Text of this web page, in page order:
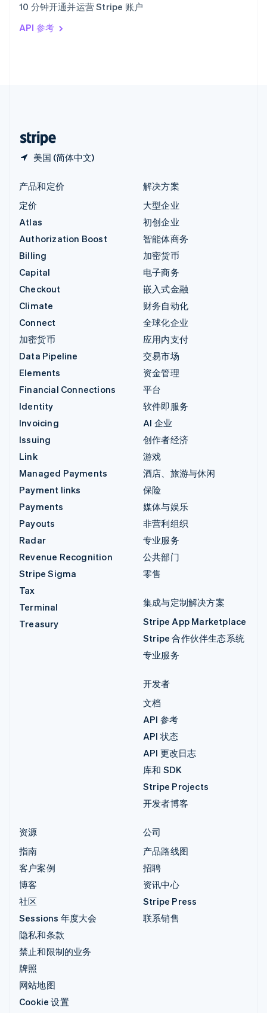
10 分钟开通并运营 Stripe 账户
API 参考
美国 (简体中文)
ItalianoEnglish
印度
English
产品和定价
定价
Atlas
Authorization Boost
Billing
Capital
Checkout
Climate
Connect
加密货币
Data Pipeline
Elements
Financial Connections
Identity
Invoicing
Issuing
Link
Managed Payments
Payment links
Payments
Payouts
Radar
Revenue Recognition
Stripe Sigma
Tax
Terminal
Treasury
解决方案
大型企业
初创企业
智能体商务
加密货币
电子商务
嵌入式金融
财务自动化
全球化企业
应用内支付
交易市场
资金管理
平台
软件即服务
AI 企业
创作者经济
游戏
酒店、旅游与休闲
保险
媒体与娱乐
非营利组织
专业服务
公共部门
零售
集成与定制解决方案
Stripe App Marketplace
Stripe 合作伙伴生态系统
专业服务
开发者
文档
API 参考
API 状态
API 更改日志
库和 SDK
Stripe Projects
开发者博客
资源
指南
客户案例
博客
社区
Sessions 年度大会
隐私和条款
禁止和限制的业务
牌照
网站地图
Cookie 设置
公司
产品路线图
招聘
资讯中心
Stripe Press
联系销售